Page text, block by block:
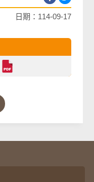
日期：114-09-17